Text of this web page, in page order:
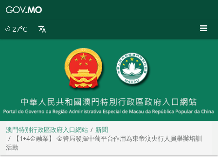
27°C
澳門特別行政區政府入口網站
新聞
【1+4金融業】 金管局發揮中葡平台作用為東帝汶央行人員舉辦培訓
活動